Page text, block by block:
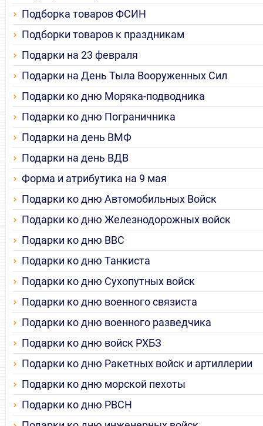
Подборка товаров ФСИН
Подборки товаров к праздникам
Подарки на 23 февраля
Подарки на День Тыла Вооруженных Сил
Подарки ко дню Моряка-подводника
Подарки ко дню Пограничника
Подарки на день ВМФ
Подарки на день ВДВ
Форма и атрибутика на 9 мая
Подарки ко дню Автомобильных Войск
Подарки ко дню Железнодорожных войск
Подарки ко дню ВВС
Подарки ко дню Танкиста
Подарки ко дню Сухопутных войск
Подарки ко дню военного связиста
Подарки ко дню военного разведчика
Подарки ко дню войск РХБЗ
Подарки ко дню Ракетных войск и артиллерии
Подарки ко дню морской пехоты
Подарки ко дню РВСН